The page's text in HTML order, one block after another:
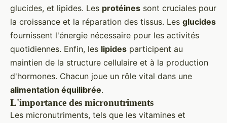
glucides, et lipides. Les protéines sont cruciales pour
la croissance et la réparation des tissus. Les glucides
fournissent l'énergie nécessaire pour les activités
quotidiennes. Enfin, les lipides participent au
maintien de la structure cellulaire et à la production
d'hormones. Chacun joue un rôle vital dans une
alimentation équilibrée.
L'importance des micronutriments
Les micronutriments, tels que les vitamines et